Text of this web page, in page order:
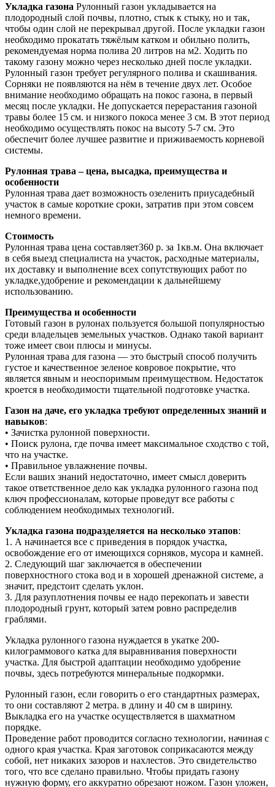
Укладка газона Рулонный газон укладывается на
плодородный слой почвы, плотно, стык к стыку, но и так,
чтобы один слой не перекрывал другой. После укладки газон
необходимо прокатать тяжёлым катком и обильно полить,
рекомендуемая норма полива 20 литров на м2. Ходить по
такому газону можно через несколько дней после укладки.
Рулонный газон требует регулярного полива и скашивания.
Сорняки не появляются на нём в течение двух лет. Особое
внимание необходимо обращать на покос газона, в первый
месяц после укладки. Не допускается перерастания газоной
травы более 15 см. и низкого покоса менее 3 см. В этот период
необходимо осуществлять покос на высоту 5-7 см. Это
обеспечит более лучшее развитие и приживаемость корневой
системы.
Рулонная трава – цена, высадка, преимущества и
особенности
Рулонная трава дает возможность озеленить приусадебный
участок в самые короткие сроки, затратив при этом совсем
немного времени.
Стоимость
Рулонная трава цена составляет360 р. за 1кв.м. Она включает
в себя выезд специалиста на участок, расходные материалы,
их доставку и выполнение всех сопутствующих работ по
укладке,удобрение и рекомендации к дальнейшему
использованию.
Преимущества и особенности
Готовый газон в рулонах пользуется большой популярностью
среди владельцев земельных участков. Однако такой вариант
тоже имеет свои плюсы и минусы.
Рулонная трава для газона — это быстрый способ получить
густое и качественное зеленое ковровое покрытие, что
является явным и неоспоримым преимуществом. Недостаток
кроется в необходимости тщательной подготовке участка.
Газон на даче, его укладка требуют определенных знаний и
навыков:
• Зачистка рулонной поверхности.
• Поиск рулона, где почва имеет максимальное сходство с той,
что на участке.
• Правильное увлажнение почвы.
Если ваших знаний недостаточно, имеет смысл доверить
такое ответственное дело как укладка рулонного газона под
ключ профессионалам, которые проведут все работы с
соблюдением необходимых технологий.
Укладка газона подразделяется на несколько этапов:
1. А начинается все с приведения в порядок участка,
освобождение его от имеющихся сорняков, мусора и камней.
2. Следующий шаг заключается в обеспечении
поверхностного стока вод и в хорошей дренажной системе, а
значит, предстоит сделать уклон.
3. Для разуплотнения почвы ее надо перекопать и завести
плодородный грунт, который затем ровно распределив
граблями.
Укладка рулонного газона нуждается в укатке 200-
килограммового катка для выравнивания поверхности
участка. Для быстрой адаптации необходимо удобрение
почвы, здесь потребуются минеральные подкормки.
Рулонный газон, если говорить о его стандартных размерах,
то они составляют 2 метра. в длину и 40 см в ширину.
Выкладка его на участке осуществляется в шахматном
порядке.
Проведение работ проводится согласно технологии, начиная с
одного края участка. Края заготовок соприкасаются между
собой, нет никаких зазоров и нахлестов. Это свидетельство
того, что все сделано правильно. Чтобы придать газону
нужную форму, его аккуратно обрезают ножом. Газон уложен,